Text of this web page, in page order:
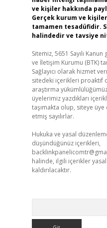
ve kişiler hakkında
Gerçek kurum ve
tamamen tesadüfidir.
halindedir ve tavsiye
Sitemiz, 5651 Sayılı
ve İletişim Kurumu (BTK)
Sağlayıcı olarak hizmet
sitedeki içerikleri proaktif
araştırma
üyelerimiz yazdıkları
taşımakta olup, siteye
etmiş sayılırlar.
Hukuka ve yasal
düşündüğünüz içerikleri,
halinde, ilgili içerikler
kaldırılacaktır.